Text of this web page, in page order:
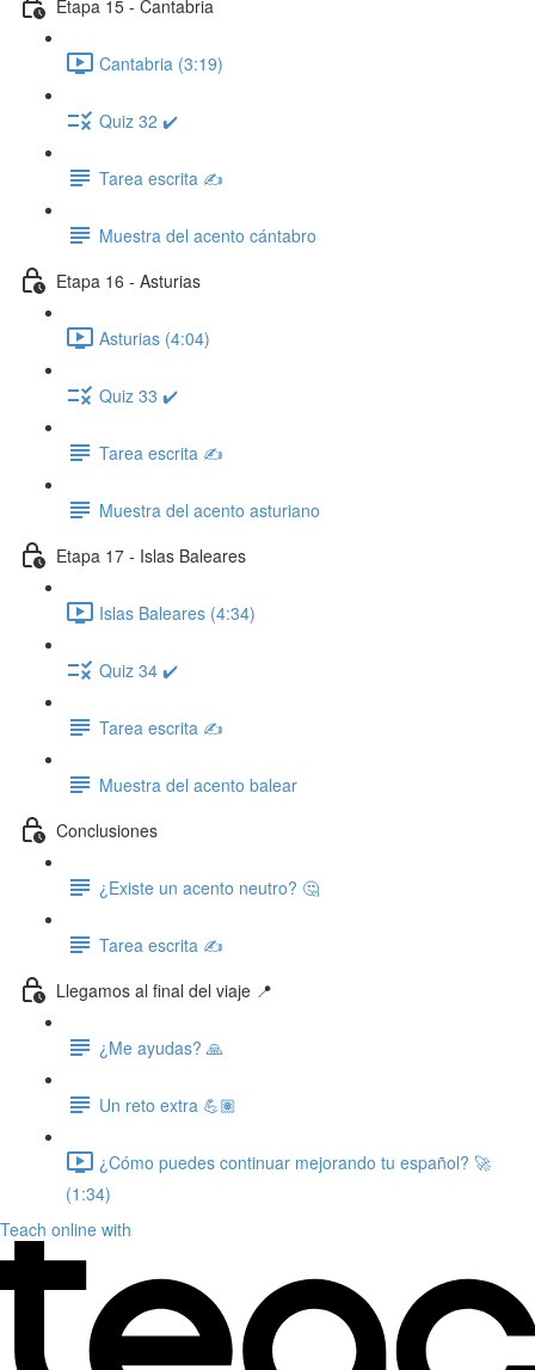
Etapa 15 - Cantabria
Cantabria (3:19)
Quiz 32 ✔️
Tarea escrita ✍️
Muestra del acento cántabro
Etapa 16 - Asturias
Asturias (4:04)
Quiz 33 ✔️
Tarea escrita ✍️
Muestra del acento asturiano
Etapa 17 - Islas Baleares
Islas Baleares (4:34)
Quiz 34 ✔️
Tarea escrita ✍️
Muestra del acento balear
Conclusiones
¿Existe un acento neutro? 🤔
Tarea escrita ✍️
Llegamos al final del viaje 📍
¿Me ayudas? 🙏
Un reto extra 💪🏽
¿Cómo puedes continuar mejorando tu español? 🚀
(1:34)
Teach online with